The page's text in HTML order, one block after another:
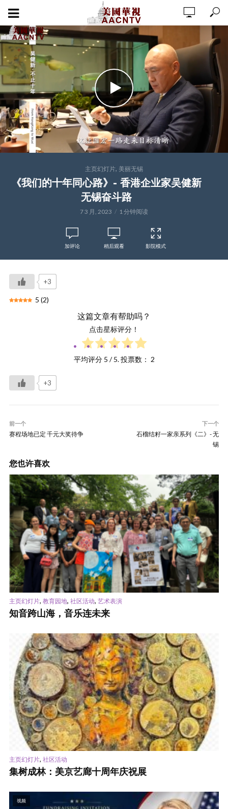
主页幻灯片, 美丽无锡
《我们的十年同心路》- 香港企业家吴健新
无锡奋斗路
7 3 月, 2023 1 分钟阅读
加评论 稍后观看 影院模式
+3
5 (2)
这篇文章有帮助吗？
点击星标评分！
平均评分 5 / 5. 投票数： 2
+3
前一个
赛程场地已定 千元大奖待争
下一个
石榴结籽一家亲系列《二》- 无
锡
您也许喜欢
主页幻灯片, 教育园地, 社区活动, 艺术表演
知音跨山海，音乐连未来
主页幻灯片, 社区活动
集树成林：美京艺廊十周年庆祝展
视频